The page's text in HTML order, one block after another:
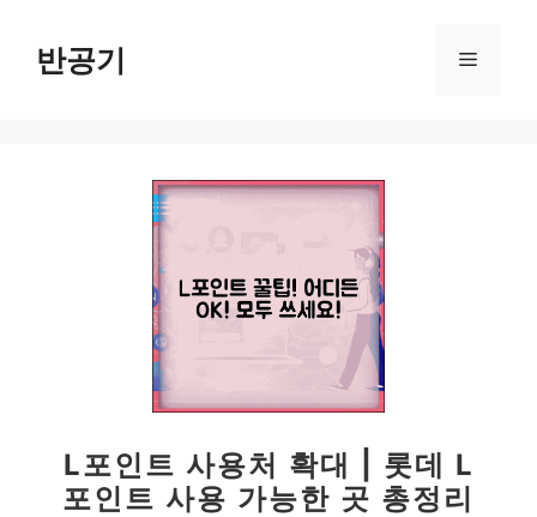
반공기 메
L포인트 사용처 확대 | 롯데 L
포인트 사용 가능한 곳 총정리